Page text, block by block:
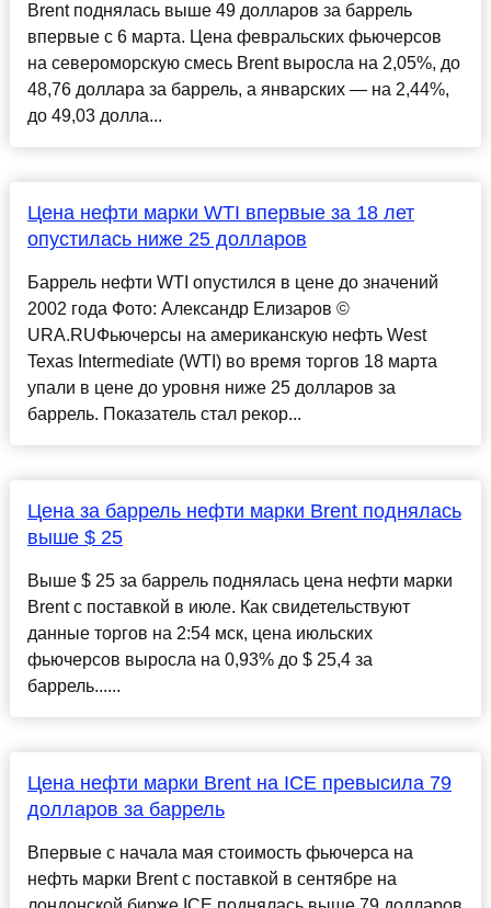
Brent поднялась выше 49 долларов за баррель
впервые с 6 марта. Цена февральских фьючерсов
на североморскую смесь Brent выросла на 2,05%, до
48,76 доллара за баррель, а январских — на 2,44%,
до 49,03 долла...
Цена нефти марки WTI впервые за 18 лет
опустилась ниже 25 долларов
Баррель нефти WTI опустился в цене до значений
2002 года Фото: Александр Елизаров ©
URA.RUФьючерсы на американскую нефть West
Texas Intermediate (WTI) во время торгов 18 марта
упали в цене до уровня ниже 25 долларов за
баррель. Показатель стал рекор...
Цена за баррель нефти марки Brent поднялась
выше $ 25
Выше $ 25 за баррель поднялась цена нефти марки
Brent с поставкой в июле. Как свидетельствуют
данные торгов на 2:54 мск, цена июльских
фьючерсов выросла на 0,93% до $ 25,4 за
баррель......
Цена нефти марки Brent на ICE превысила 79
долларов за баррель
Впервые с начала мая стоимость фьючерса на
нефть марки Brent с поставкой в сентябре на